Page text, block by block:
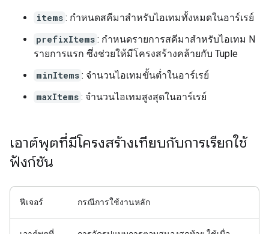
items : กำหนดสคีมาสำหรับไอเทมทั้งหมดในอาร์เรย์
prefixItems : กำหนดรายการสคีมาสำหรับไอเทม N
รายการแรก ซึ่งช่วยให้มีโครงสร้างคล้ายกับ Tuple
minItems : จำนวนไอเทมขั้นต่ำในอาร์เรย์
maxItems : จำนวนไอเทมสูงสุดในอาร์เรย์
เอาต์พุตที่มีโครงสร้างเทียบกับการเรียกใช้
ฟังก์ชัน
ฟีเจอร์ กรณีการใช้งานหลัก